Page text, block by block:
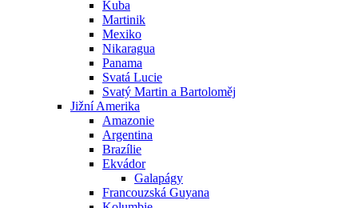
Kuba
Martinik
Mexiko
Nikaragua
Panama
Svatá Lucie
Svatý Martin a Bartoloměj
Jižní Amerika
Amazonie
Argentina
Brazílie
Ekvádor
Galapágy
Francouzská Guyana